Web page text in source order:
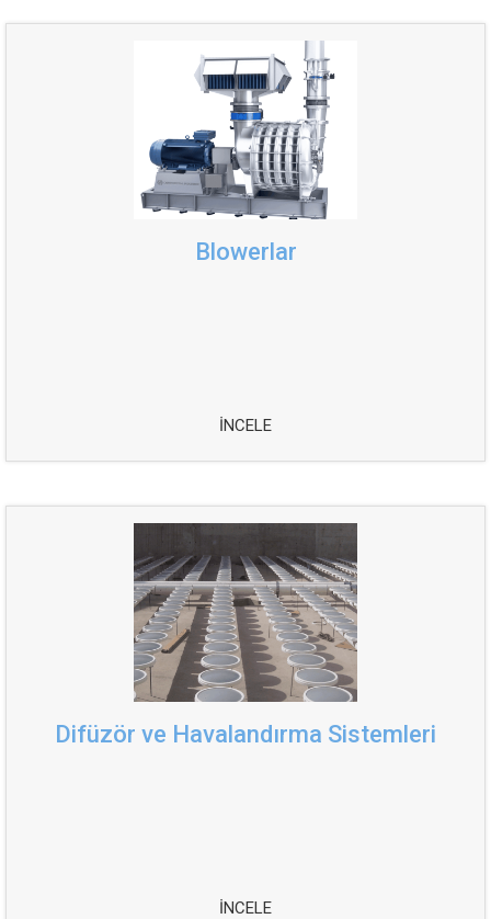
Blowerlar
İNCELE
Difüzör ve Havalandırma Sistemleri
İNCELE